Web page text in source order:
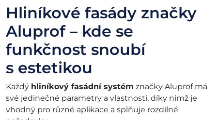
Hliníkové fasády značky
Aluprof – kde se
funkčnost snoubí
s estetikou
Každý hliníkový fasádní systém značky Aluprof má
své jedinečné parametry a vlastnosti, díky nimž je
vhodný pro různé aplikace a splňuje rozdílné